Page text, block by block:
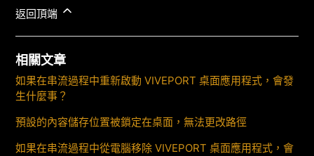
返回頂端
相關文章
如果在串流過程中重新啟動 VIVEPORT 桌面應用程式，會發
生什麼事？
預設的內容儲存位置被鎖定在桌面，無法更改路徑
如果在串流過程中從電腦移除 VIVEPORT 桌面應用程式，會